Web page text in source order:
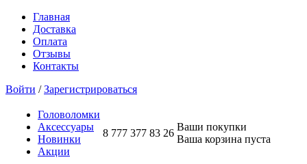
Главная
Доставка
Оплата
Отзывы
Контакты
Войти /Зарегистрироваться
Головоломки
Аксессуары
Новинки
Акции
8 777 377 83 26
Ваши покупки
Ваша корзина пуста